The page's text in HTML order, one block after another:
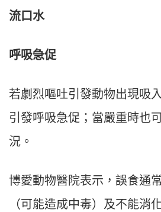
流口水
呼吸急促
若劇烈嘔吐引發動物出現吸
引發呼吸急促；當嚴重時也
況。
博愛動物醫院表示，誤食通
（可能造成中毒）及不能消